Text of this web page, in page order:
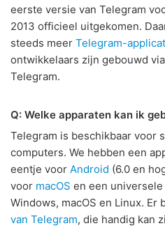
eerste versie van Telegram
2013 officieel uitgekomen.
steeds meer Telegram-
ontwikkelaars zijn gebouwd
Telegram.
Q: Welke apparaten kan ik
Telegram is beschikbaar voor
computers. We hebben een
eentje voor Android (6.0 en
voor macOS en een universele
Windows, macOS en Linux. Er
van Telegram, die handig kan